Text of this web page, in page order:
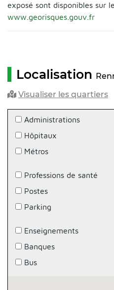
exposé sont disponibles sur
www.georisques.gouv.fr
Localisation
Visualiser les quartiers
Administrations
Hôpitaux
Métros
Professions de santé
Postes
Parking
Enseignements
Banques
Bus